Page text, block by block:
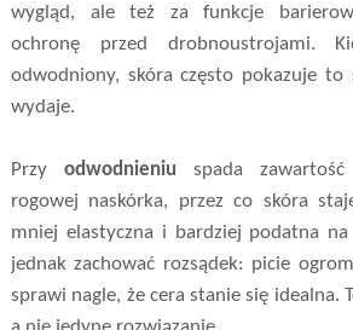
wygląd, ale też za funkcje
ochronę przed drobnoustrojami.
odwodniony, skóra często pokazuje to
wydaje.
Przy odwodnieniu spada
rogowej naskórka, przez co skóra
mniej elastyczna i bardziej podatna
jednak zachować rozsądek: picie
sprawi nagle, że cera stanie się idealna.